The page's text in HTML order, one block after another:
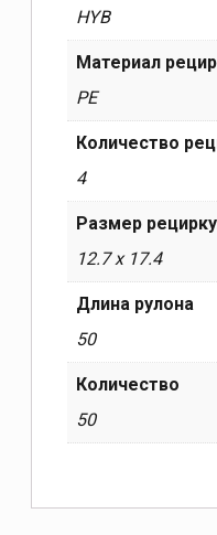
HYB
Материал
PE
Количество
4
Размер
12.7 x 17.4
Длина рулона
50
Количество
50